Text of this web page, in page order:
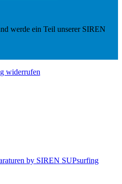
werde ein Teil unserer SIREN
widerrufen
by SIREN SUPsurfing